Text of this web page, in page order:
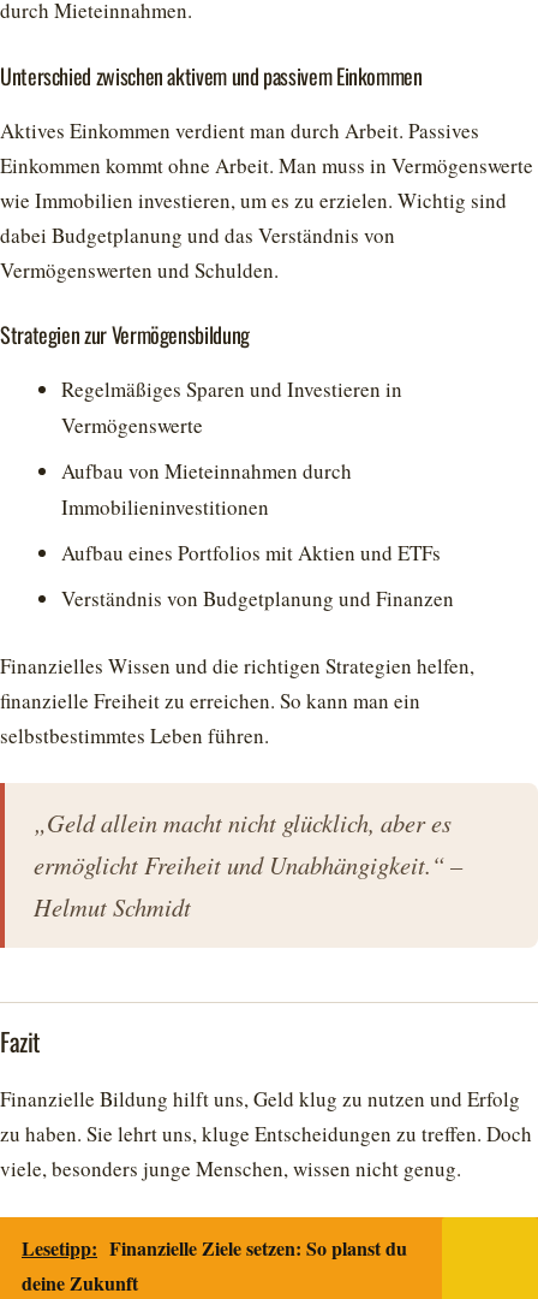
durch Mieteinnahmen.
Unterschied zwischen aktivem und passivem Einkommen
Aktives Einkommen verdient man durch Arbeit. Passives
Einkommen kommt ohne Arbeit. Man muss in Vermögenswerte
wie Immobilien investieren, um es zu erzielen. Wichtig sind
dabei Budgetplanung und das Verständnis von
Vermögenswerten und Schulden.
Strategien zur Vermögensbildung
Regelmäßiges Sparen und Investieren in
Vermögenswerte
Aufbau von Mieteinnahmen durch
Immobilieninvestitionen
Aufbau eines Portfolios mit Aktien und ETFs
Verständnis von Budgetplanung und Finanzen
Finanzielles Wissen und die richtigen Strategien helfen,
finanzielle Freiheit zu erreichen. So kann man ein
selbstbestimmtes Leben führen.
„Geld allein macht nicht glücklich, aber es
ermöglicht Freiheit und Unabhängigkeit.“ –
Helmut Schmidt
Fazit
Finanzielle Bildung hilft uns, Geld klug zu nutzen und Erfolg
zu haben. Sie lehrt uns, kluge Entscheidungen zu treffen. Doch
viele, besonders junge Menschen, wissen nicht genug.
Lesetipp: Finanzielle Ziele setzen: So planst du
deine Zukunft